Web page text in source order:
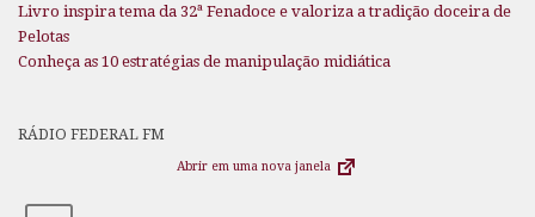
Livro inspira tema da 32ª Fenadoce e valoriza a tradição doceira de
Pelotas
Conheça as 10 estratégias de manipulação midiática
RÁDIO FEDERAL FM
Abrir em uma nova janela